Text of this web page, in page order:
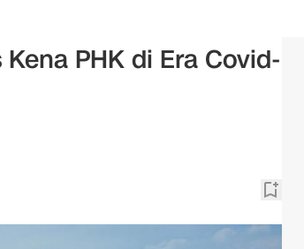
PHK di Era Covid-